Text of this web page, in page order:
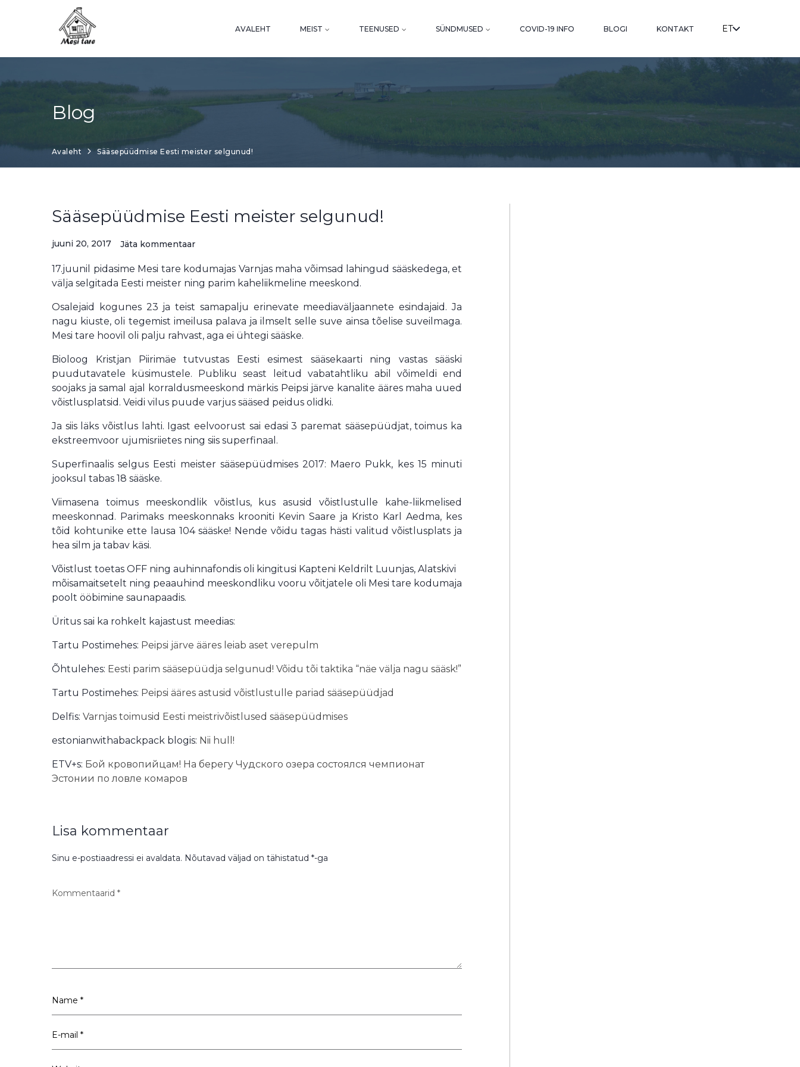
AVALEHT MEIST TEENUSED SÜNDMUSED COVID-19 INFO BLOGI KONTAKT ET
Blog
Avaleht Sääsepüüdmise Eesti meister selgunud!
Sääsepüüdmise Eesti meister selgunud!
juuni 20, 2017 Jäta kommentaar
17.juunil pidasime Mesi tare kodumajas Varnjas maha võimsad lahingud sääskedega, et
välja selgitada Eesti meister ning parim kaheliikmeline meeskond.
Osalejaid kogunes 23 ja teist samapalju erinevate meediaväljaannete esindajaid. Ja
nagu kiuste, oli tegemist imeilusa palava ja ilmselt selle suve ainsa tõelise suveilmaga.
Mesi tare hoovil oli palju rahvast, aga ei ühtegi sääske.
Bioloog Kristjan Piirimäe tutvustas Eesti esimest sääsekaarti ning vastas sääski
puudutavatele küsimustele. Publiku seast leitud vabatahtliku abil võimeldi end
soojaks ja samal ajal korraldusmeeskond märkis Peipsi järve kanalite ääres maha uued
võistlusplatsid. Veidi vilus puude varjus sääsed peidus olidki.
Ja siis läks võistlus lahti. Igast eelvoorust sai edasi 3 paremat sääsepüüdjat, toimus ka
ekstreemvoor ujumisriietes ning siis superfinaal.
Superfinaalis selgus Eesti meister sääsepüüdmises 2017: Maero Pukk, kes 15 minuti
jooksul tabas 18 sääske.
Viimasena toimus meeskondlik võistlus, kus asusid võistlustulle kahe-liikmelised
meeskonnad. Parimaks meeskonnaks krooniti Kevin Saare ja Kristo Karl Aedma, kes
tõid kohtunike ette lausa 104 sääske! Nende võidu tagas hästi valitud võistlusplats ja
hea silm ja tabav käsi.
Võistlust toetas OFF ning auhinnafondis oli kingitusi Kapteni Keldrilt Luunjas, Alatskivi
mõisamaitsetelt ning peaauhind meeskondliku vooru võitjatele oli Mesi tare kodumaja
poolt ööbimine saunapaadis.
Üritus sai ka rohkelt kajastust meedias:
Tartu Postimehes: Peipsi järve ääres leiab aset verepulm
Õhtulehes: Eesti parim sääsepüüdja selgunud! Võidu tõi taktika “näe välja nagu sääsk!”
Tartu Postimehes: Peipsi ääres astusid võistlustulle pariad sääsepüüdjad
Delfis: Varnjas toimusid Eesti meistrivõistlused sääsepüüdmises
estonianwithabackpack blogis: Nii hull!
ETV+s: Бой кровопийцам! На берегу Чудского озера состоялся чемпионат
Эстонии по ловле комаров
Lisa kommentaar
Sinu e-postiaadressi ei avaldata. Nõutavad väljad on tähistatud *-ga